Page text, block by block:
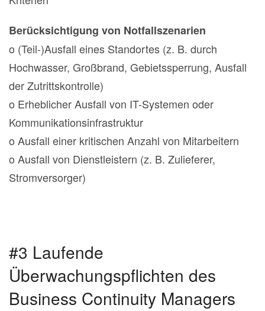
Berücksichtigung von Notfallszenarien
o (Teil-)Ausfall eines Standortes (z. B. durch
Hochwasser, Großbrand, Gebietssperrung, Ausfall
der Zutrittskontrolle)
o Erheblicher Ausfall von IT-Systemen oder
Kommunikationsinfrastruktur
o Ausfall einer kritischen Anzahl von Mitarbeitern
o Ausfall von Dienstleistern (z. B. Zulieferer,
Stromversorger)
#3 Laufende
Überwachungspflichten des
Business Continuity Managers